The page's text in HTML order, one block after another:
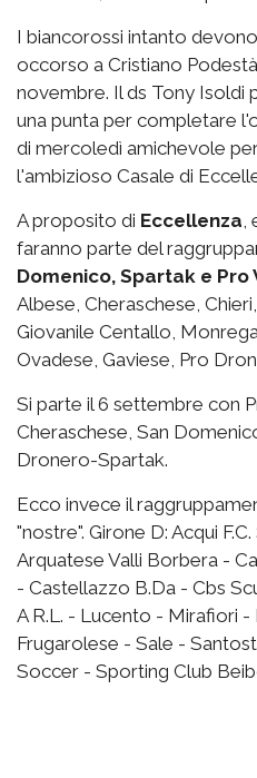
I biancorossi intanto
occorso a Cristiano
novembre. Il ds Tony Isoldi
una punta per completare
di mercoledì amichevole
l'ambizioso Casale di
A proposito di Eccellenza
faranno parte del
Domenico, Spartak e
Albese, Cheraschese,
Giovanile Centallo,
Ovadese, Gaviese, Pro
Si parte il 6 settembre con
Cheraschese, San
Dronero-Spartak.
Ecco invece il
"nostre". Girone D: Acqui
Arquatese Valli Borbera -
- Castellazzo B.Da - Cbs
A R.L. - Lucento - Mirafiori
Frugarolese - Sale -
Soccer - Sporting Club